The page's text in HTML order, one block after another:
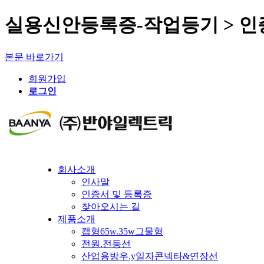
실용신안등록증-작업등기 > 인
본문 바로가기
회원가입
로그인
회사소개
인사말
인증서 및 등록증
찾아오시는 길
제품소개
캡형65w.35w그물형
전원.전등선
산업용방우.y일자콘넥타&연장선